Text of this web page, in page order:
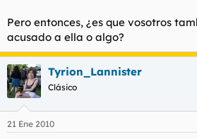
Pero entonces, ¿es que vosotros
acusado a ella o algo?
Tyrion_Lannister
Clásico
21 Ene 2010